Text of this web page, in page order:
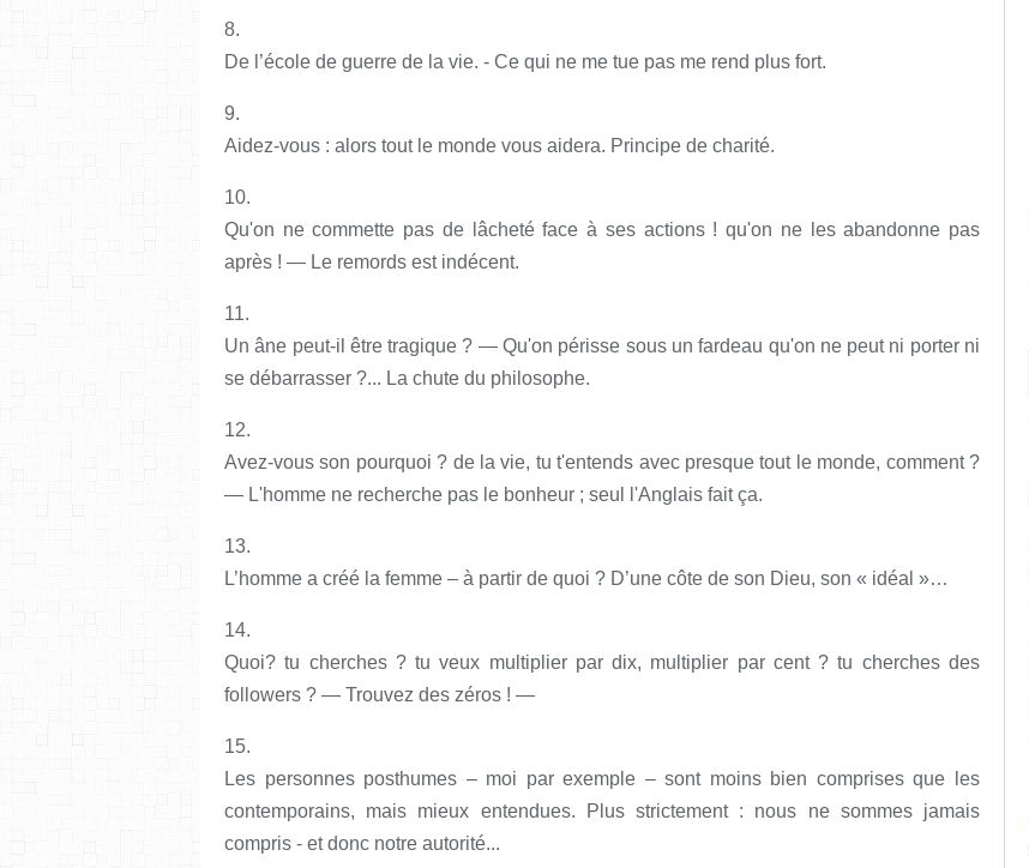
8.
De l’école de guerre de la vie. - Ce qui ne me tue pas me rend plus fort.
9.
Aidez-vous : alors tout le monde vous aidera. Principe de charité.
10.
Qu'on ne commette pas de lâcheté face à ses actions ! qu'on ne les abandonne pas
après ! — Le remords est indécent.
11.
Un âne peut-il être tragique ? — Qu'on périsse sous un fardeau qu'on ne peut ni porter ni
se débarrasser ?... La chute du philosophe.
12.
Avez-vous son pourquoi ? de la vie, tu t'entends avec presque tout le monde, comment ?
— L'homme ne recherche pas le bonheur ; seul l'Anglais fait ça.
13.
L’homme a créé la femme – à partir de quoi ? D’une côte de son Dieu, son « idéal »…
14.
Quoi? tu cherches ? tu veux multiplier par dix, multiplier par cent ? tu cherches des
followers ? — Trouvez des zéros ! —
15.
Les personnes posthumes – moi par exemple – sont moins bien comprises que les
contemporains, mais mieux entendues. Plus strictement : nous ne sommes jamais
compris - et donc notre autorité...